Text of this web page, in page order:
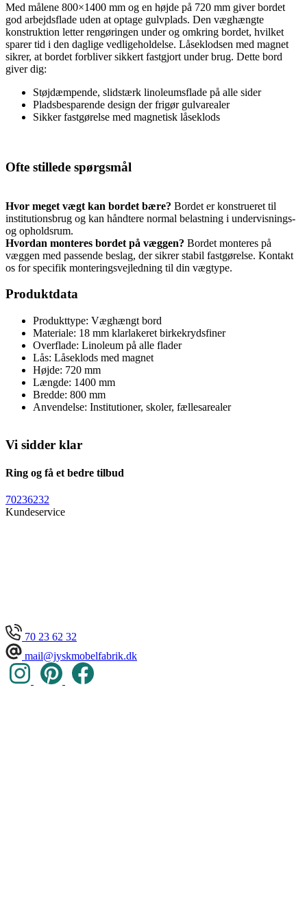
Med målene 800×1400 mm og en højde på 720 mm giver bordet
god arbejdsflade uden at optage gulvplads. Den væghængte
konstruktion letter rengøringen under og omkring bordet, hvilket
sparer tid i den daglige vedligeholdelse. Låseklodsen med magnet
sikrer, at bordet forbliver sikkert fastgjort under brug. Dette bord
giver dig:
Støjdæmpende, slidstærk linoleumsflade på alle sider
Pladsbesparende design der frigør gulvarealer
Sikker fastgørelse med magnetisk låseklods
Ofte stillede spørgsmål
Hvor meget vægt kan bordet bære? Bordet er konstrueret til
institutionsbrug og kan håndtere normal belastning i undervisnings-
og opholdsrum.
Hvordan monteres bordet på væggen? Bordet monteres på
væggen med passende beslag, der sikrer stabil fastgørelse. Kontakt
os for specifik monteringsvejledning til din vægtype.
Produktdata
Produkttype: Væghængt bord
Materiale: 18 mm klarlakeret birkekrydsfiner
Overflade: Linoleum på alle flader
Lås: Låseklods med magnet
Højde: 720 mm
Længde: 1400 mm
Bredde: 800 mm
Anvendelse: Institutioner, skoler, fællesarealer
Vi sidder klar
Ring og få et bedre tilbud
70236232
Kundeservice
70 23 62 32
mail@jyskmobelfabrik.dk